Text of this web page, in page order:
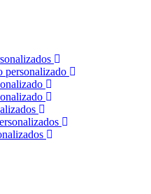
personalizado